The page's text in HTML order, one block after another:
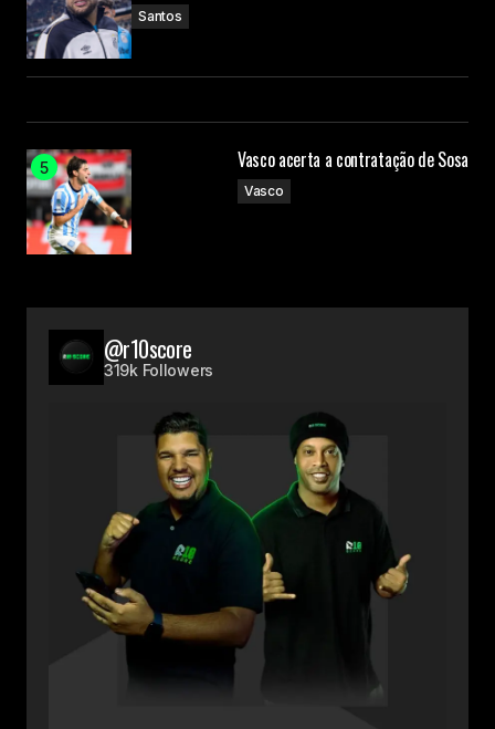
Santos
Vasco acerta a contratação de Sosa
Vasco
@r10score
319k Followers